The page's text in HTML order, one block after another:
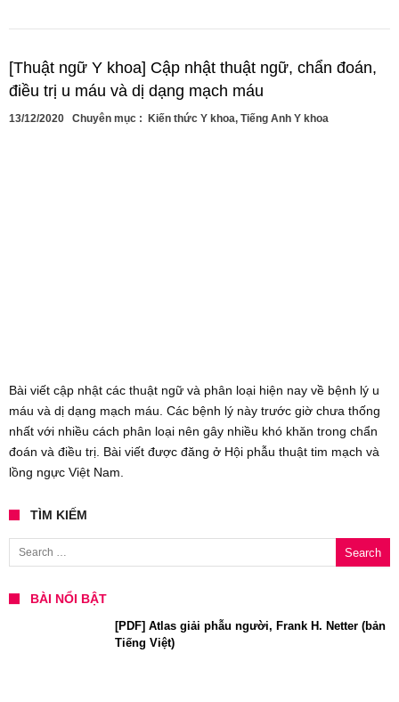
[Thuật ngữ Y khoa] Cập nhật thuật ngữ, chẩn đoán,
điều trị u máu và dị dạng mạch máu
13/12/2020 Chuyên mục : Kiến thức Y khoa, Tiếng Anh Y khoa
Bài viết cập nhật các thuật ngữ và phân loại hiện nay về bệnh lý u
máu và dị dạng mạch máu. Các bệnh lý này trước giờ chưa thống
nhất với nhiều cách phân loại nên gây nhiều khó khăn trong chẩn
đoán và điều trị. Bài viết được đăng ở Hội phẫu thuật tim mạch và
lồng ngực Việt Nam.
TÌM KIẾM
Search for:
BÀI NỔI BẬT
[PDF] Atlas giải phẫu người, Frank H. Netter (bản
Tiếng Việt)